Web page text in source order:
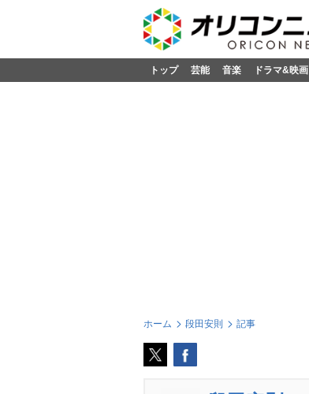
トップ 芸能 音楽 ドラマ&映画
ホーム 段田安則 記事